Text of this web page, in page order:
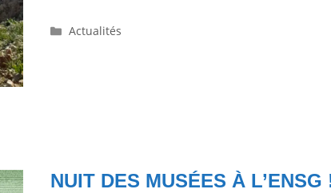
Actualités
NUIT DES MUSÉES À L’ENSG